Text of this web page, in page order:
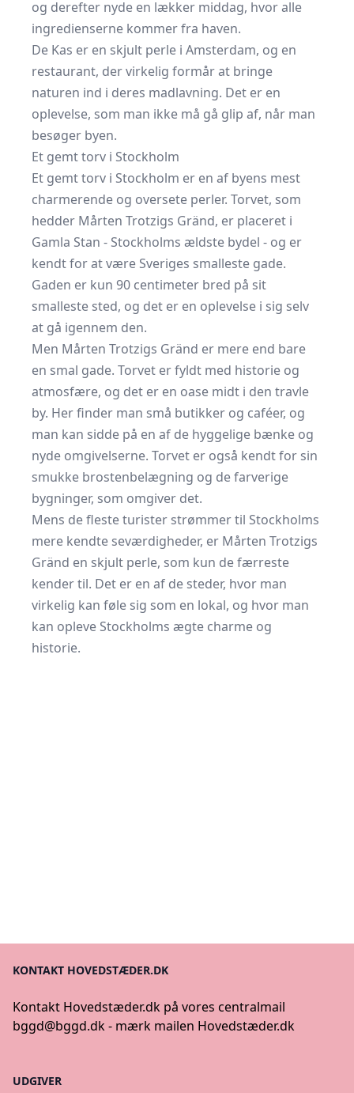
og derefter nyde en lækker middag, hvor alle
ingredienserne kommer fra haven.
De Kas er en skjult perle i Amsterdam, og en
restaurant, der virkelig formår at bringe
naturen ind i deres madlavning. Det er en
oplevelse, som man ikke må gå glip af, når man
besøger byen.
Et gemt torv i Stockholm
Et gemt torv i Stockholm er en af byens mest
charmerende og oversete perler. Torvet, som
hedder Mårten Trotzigs Gränd, er placeret i
Gamla Stan - Stockholms ældste bydel - og er
kendt for at være Sveriges smalleste gade.
Gaden er kun 90 centimeter bred på sit
smalleste sted, og det er en oplevelse i sig selv
at gå igennem den.
Men Mårten Trotzigs Gränd er mere end bare
en smal gade. Torvet er fyldt med historie og
atmosfære, og det er en oase midt i den travle
by. Her finder man små butikker og caféer, og
man kan sidde på en af de hyggelige bænke og
nyde omgivelserne. Torvet er også kendt for sin
smukke brostenbelægning og de farverige
bygninger, som omgiver det.
Mens de fleste turister strømmer til Stockholms
mere kendte seværdigheder, er Mårten Trotzigs
Gränd en skjult perle, som kun de færreste
kender til. Det er en af de steder, hvor man
virkelig kan føle sig som en lokal, og hvor man
kan opleve Stockholms ægte charme og
historie.
KONTAKT HOVEDSTÆDER.DK
Kontakt Hovedstæder.dk på vores centralmail
bggd@bggd.dk- mærk mailen Hovedstæder.dk
UDGIVER